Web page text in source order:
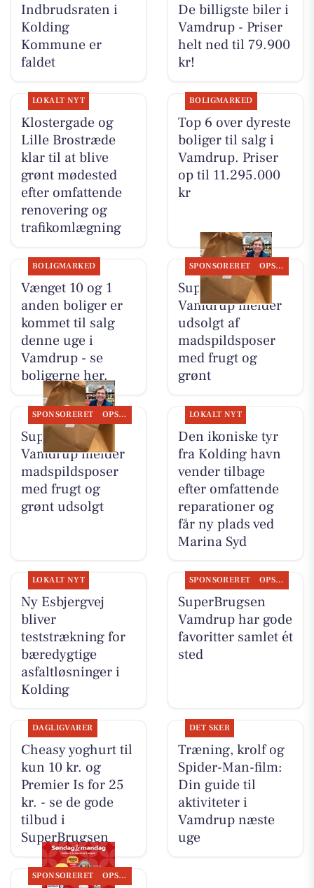
Indbrudsraten i
Kolding
Kommune er
faldet
De billigste biler i
Vamdrup - Priser
helt ned til 79.900
kr!
LOKALT NYT
Klostergade og
Lille Brostræde
klar til at blive
grønt mødested
efter omfattende
renovering og
trafikomlægning
BOLIGMARKED
Top 6 over dyreste
boliger til salg i
Vamdrup. Priser
op til 11.295.000
kr
BOLIGMARKED
Vænget 10 og 1
anden boliger er
kommet til salg
denne uge i
Vamdrup - se
boligerne her.
SPONSORERET OPSLAGSTAVLEN
SuperBrugsen
Vamdrup melder
udsolgt af
madspildsposer
med frugt og
grønt
SPONSORERET OPSLAGSTAVLEN
SuperBrugsen
Vamdrup melder
madspildsposer
med frugt og
grønt udsolgt
LOKALT NYT
Den ikoniske tyr
fra Kolding havn
vender tilbage
efter omfattende
reparationer og
får ny plads ved
Marina Syd
LOKALT NYT
Ny Esbjergvej
bliver
teststrækning for
bæredygtige
asfaltløsninger i
Kolding
SPONSORERET OPSLAGSTAVLEN
SuperBrugsen
Vamdrup har gode
favoritter samlet ét
sted
DAGLIGVARER
Cheasy yoghurt til
kun 10 kr. og
Premier Is for 25
kr. - se de gode
tilbud i
SuperBrugsen
DET SKER
Træning, krolf og
Spider-Man-film:
Din guide til
aktiviteter i
Vamdrup næste
uge
SPONSORERET OPSLAGSTAVLEN